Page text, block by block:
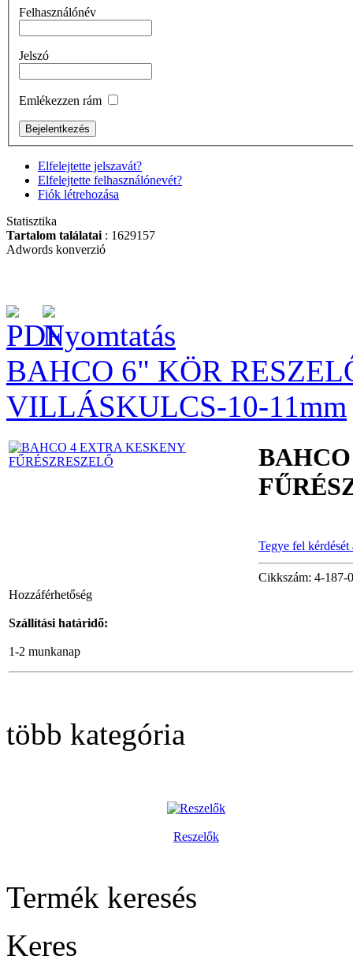
Felhasználónév
Jelszó
Emlékezzen rám
Elfelejtette jelszavát?
Elfelejtette felhasználónevét?
Fiók létrehozása
Statisztika
Tartalom találatai : 1629157
Adwords konverzió
BAHCO 6" KÖR
VILLÁSKULCS-10-11mm
Tegye fel kérdését
Cikkszám: 4-187-
Hozzáférhetőség
Szállítási határidő:
1-2 munkanap
több kategória
Reszelők
Termék keresés
Keres
Zsebkés 75mm-es
pengével
bőrtáska, üres
Bitkészlet, 17-részes
BAHCO Metszőolló
PG-12
BAHCO
IRÁNYVÁLTÓS
szekrénykulcs MK9
BAHCO